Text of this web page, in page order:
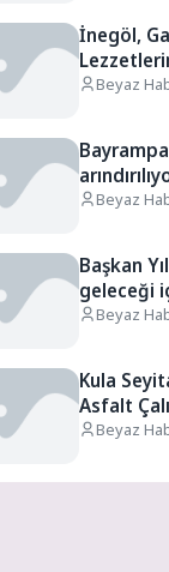
İnegöl,
Beyaz
Beyaz
Başkan
geleceği
Beyaz
Kula
Asfalt
Beyaz